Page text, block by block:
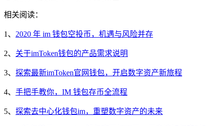
相关阅读：
1、 2020 年 im 钱包空投币，机遇与风险并存
2、 关于imToken钱包的产品需求说明
3、 探索最新imToken官网钱包，开启数字资产新旅程
4、 手把手教你，IM 钱包存币全流程
5、 探索去中心化钱包im，重塑数字资产的未来